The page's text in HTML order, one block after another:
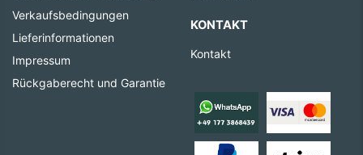
Verkaufsbedingungen
Lieferinformationen
Impressum
Rückgaberecht und Garantie
KONTAKT
Kontakt